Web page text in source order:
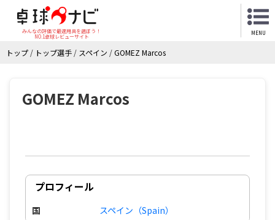
みんなの評価で最適用具を選ぼう！
NO.1卓球レビューサイト
MENU
トップ / トップ選手 / スペイン /GOMEZ Marcos
GOMEZ Marcos
プロフィール
国 スペイン（Spain）